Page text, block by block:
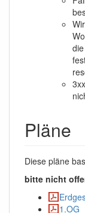
Pläne
Diese pläne
bitte nicht
1.OG